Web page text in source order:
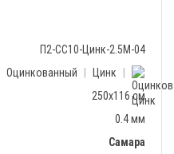
П2-СС10-Цинк-2.5М-04
Оцинкованный Цинк
250х116 см
0.4 мм
Самара